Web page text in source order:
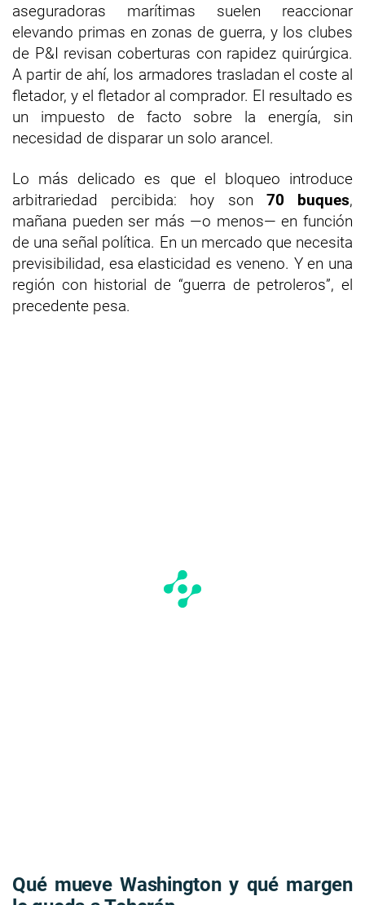
aseguradoras marítimas suelen reaccionar
elevando primas en zonas de guerra, y los clubes
de P&I revisan coberturas con rapidez quirúrgica.
A partir de ahí, los armadores trasladan el coste al
fletador, y el fletador al comprador. El resultado es
un impuesto de facto sobre la energía, sin
necesidad de disparar un solo arancel.
Lo más delicado es que el bloqueo introduce
arbitrariedad percibida: hoy son 70 buques,
mañana pueden ser más —o menos— en función
de una señal política. En un mercado que necesita
previsibilidad, esa elasticidad es veneno. Y en una
región con historial de “guerra de petroleros”, el
precedente pesa.
Qué mueve Washington y qué margen